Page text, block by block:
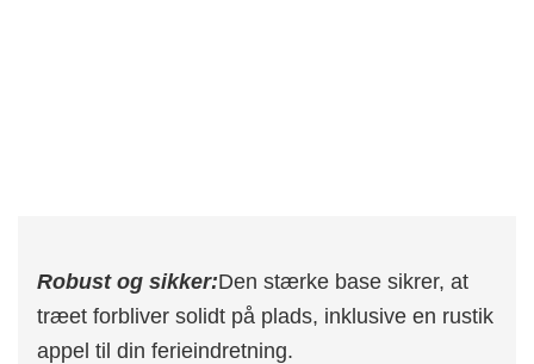
Robust og sikker:Den stærke base sikrer, at
træet forbliver solidt på plads, inklusive en rustik
appel til din ferieindretning.